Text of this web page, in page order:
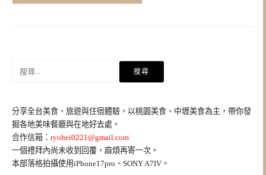
鍵
字:
分享全台美食、旅遊與住宿體驗，以桃園美食、中壢美食為主，帶你發
掘各地美味餐廳與在地好去處。
合作信箱： ryohei0221@gmail.com
一個禮拜內尚未收到回覆，麻煩再寄一次。
本部落格拍攝使用iPhone17pro、SONY A7IV。